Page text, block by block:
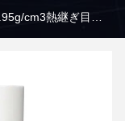
cm3熱継ぎ目の